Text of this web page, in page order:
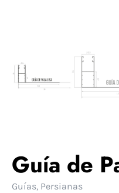
Guía de
Guías, Persianas